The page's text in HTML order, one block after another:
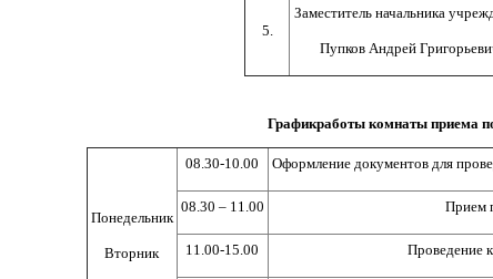
5.
Заместитель начальника
Пупков Андрей
Графикработы комнаты приема
Понедельник
Вторник
08.30-10.00 Оформление документов для
08.30 – 11.00 Прием
11.00-15.00 Проведение